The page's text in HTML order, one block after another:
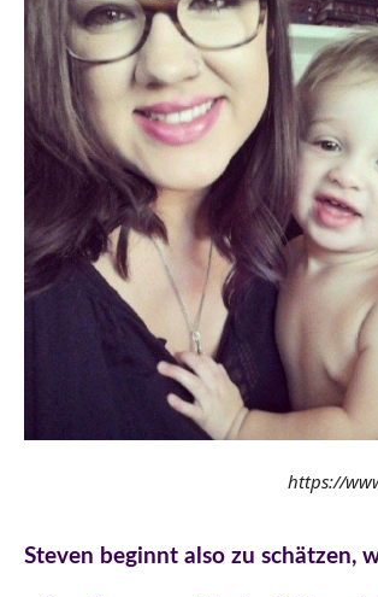
https://
Steven beginnt also zu schätzen,